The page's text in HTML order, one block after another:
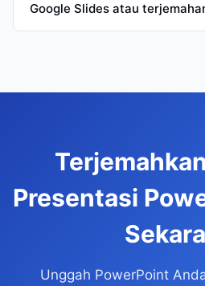
Google Slides atau
Presentasi
Unggah PowerPoint